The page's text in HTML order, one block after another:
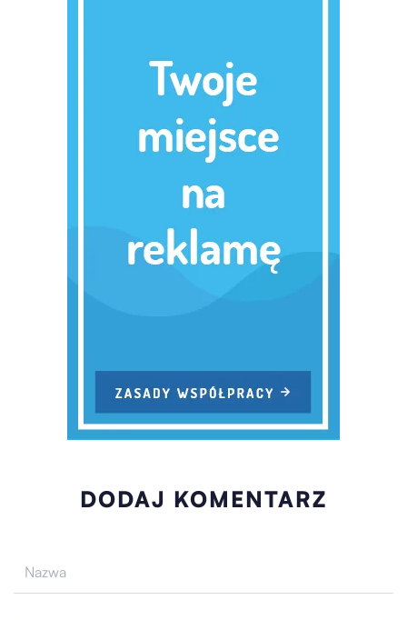
DODAJ KOMENTARZ